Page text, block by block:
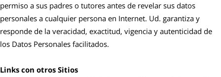
permiso a sus padres o tutores antes de revelar sus datos
personales a cualquier persona en Internet. Ud. garantiza y
responde de la veracidad, exactitud, vigencia y autenticidad de
los Datos Personales facilitados.
Links con otros Sitios